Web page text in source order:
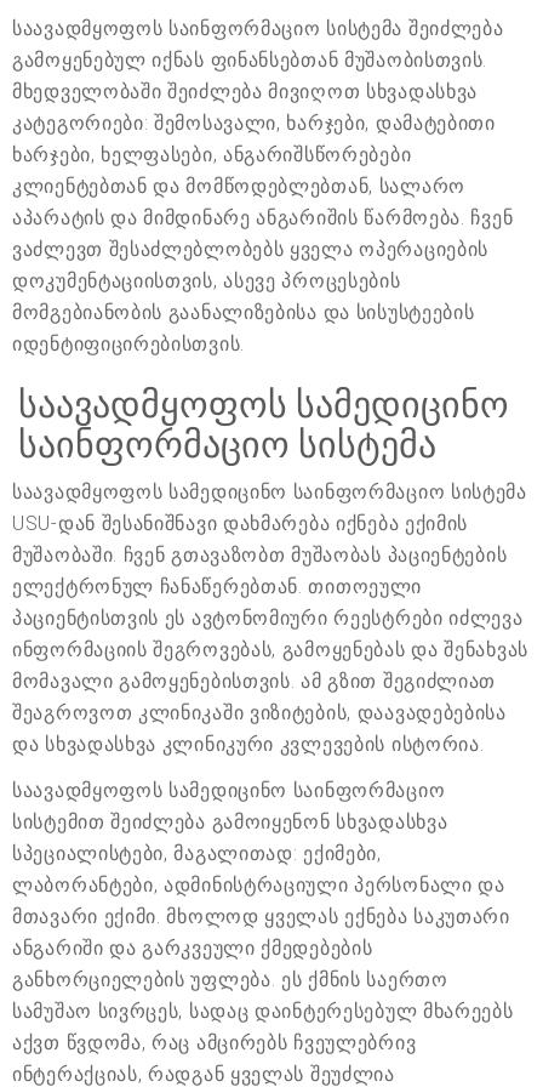
საავადმყოფოს საინფორმაციო სისტემა შეიძლება
გამოყენებულ იქნას ფინანსებთან მუშაობისთვის.
მხედველობაში შეიძლება მივიღოთ სხვადასხვა
კატეგორიები: შემოსავალი, ხარჯები, დამატებითი
ხარჯები, ხელფასები, ანგარიშსწორებები
კლიენტებთან და მომწოდებლებთან, სალარო
აპარატის და მიმდინარე ანგარიშის წარმოება. ჩვენ
ვაძლევთ შესაძლებლობებს ყველა ოპერაციების
დოკუმენტაციისთვის, ასევე პროცესების
მომგებიანობის გაანალიზებისა და სისუსტეების
იდენტიფიცირებისთვის.
საავადმყოფოს სამედიცინო
საინფორმაციო სისტემა
საავადმყოფოს სამედიცინო საინფორმაციო სისტემა
USU-დან შესანიშნავი დახმარება იქნება ექიმის
მუშაობაში. ჩვენ გთავაზობთ მუშაობას პაციენტების
ელექტრონულ ჩანაწერებთან. თითოეული
პაციენტისთვის ეს ავტონომიური რეესტრები იძლევა
ინფორმაციის შეგროვებას, გამოყენებას და შენახვას
მომავალი გამოყენებისთვის. ამ გზით შეგიძლიათ
შეაგროვოთ კლინიკაში ვიზიტების, დაავადებებისა
და სხვადასხვა კლინიკური კვლევების ისტორია.
საავადმყოფოს სამედიცინო საინფორმაციო
სისტემით შეიძლება გამოიყენონ სხვადასხვა
სპეციალისტები, მაგალითად: ექიმები,
ლაბორანტები, ადმინისტრაციული პერსონალი და
მთავარი ექიმი. მხოლოდ ყველას ექნება საკუთარი
ანგარიში და გარკვეული ქმედებების
განხორციელების უფლება. ეს ქმნის საერთო
სამუშაო სივრცეს, სადაც დაინტერესებულ მხარეებს
აქვთ წვდომა, რაც ამცირებს ჩვეულებრივ
ინტერაქციას, რადგან ყველას შეუძლია